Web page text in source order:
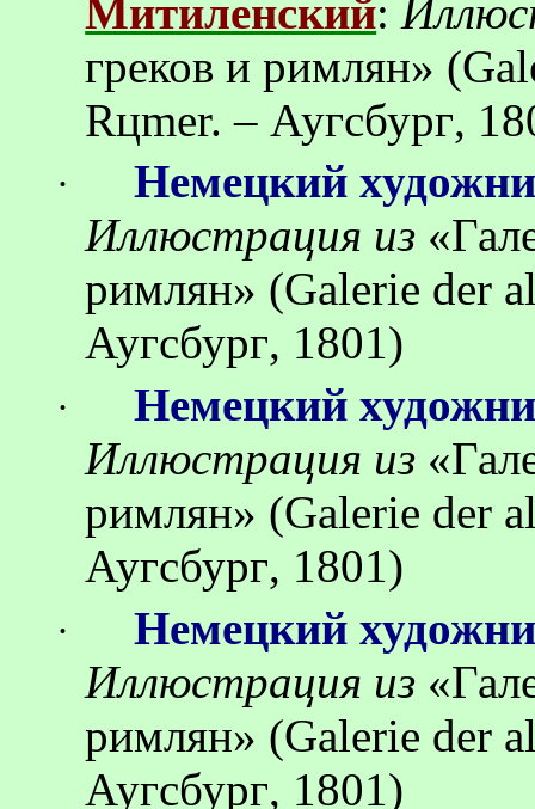
Митиленский:
греков и римлян»
Rцmer. – Аугсбург,
·
Немецкий
Иллюстрация из «
римлян» (Galerie der
Аугсбург, 1801)
·
Немецкий
Иллюстрация из «
римлян» (Galerie der
Аугсбург, 1801)
·
Немецкий
Иллюстрация из «
римлян» (Galerie der
Аугсбург, 1801)